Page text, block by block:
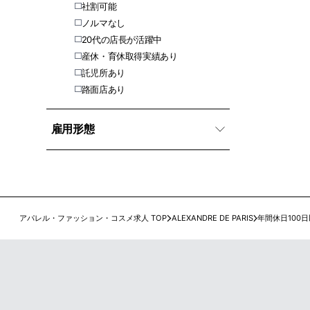
社割可能
ノルマなし
20代の店長が活躍中
産休・育休取得実績あり
託児所あり
路面店あり
雇用形態
アパレル・ファッション・コスメ求人 TOP ALEXANDRE DE PARIS 年間休日100